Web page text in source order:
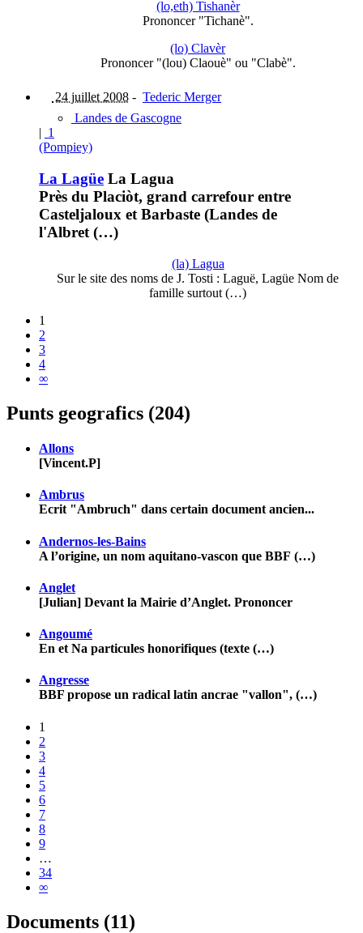
(lo,eth) Tishanèr
Prononcer "Tichanè".
(lo) Clavèr
Prononcer "(lou) Claouè" ou "Clabè".
24 juillet 2008 - Tederic Merger
Landes de Gascogne
1
(Pompiey)
La Lagüe La Lagua
Près du Placiòt, grand carrefour entre
Casteljaloux et Barbaste (Landes de
l'Albret (…)
(la) Lagua
Sur le site des noms de J. Tosti : Laguë, Lagüe Nom de
famille surtout (…)
1
2
3
4
∞
Punts geografics (204)
Allons
[Vincent.P]
Ambrus
Ecrit "Ambruch" dans certain document ancien...
Andernos-les-Bains
A l’origine, un nom aquitano-vascon que BBF (…)
Anglet
[Julian] Devant la Mairie d’Anglet. Prononcer
Angoumé
En et Na particules honorifiques (texte (…)
Angresse
BBF propose un radical latin ancrae "vallon", (…)
1
2
3
4
5
6
7
8
9
…
34
∞
Documents (11)